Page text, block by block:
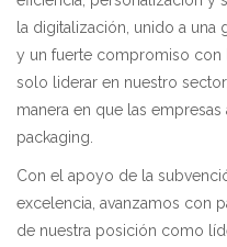
la digitalización, unido a
y un fuerte compromiso con
solo liderar en nuestro
manera en que las
packaging.
Con el apoyo de la
excelencia, avanzamos con
de nuestra posición como